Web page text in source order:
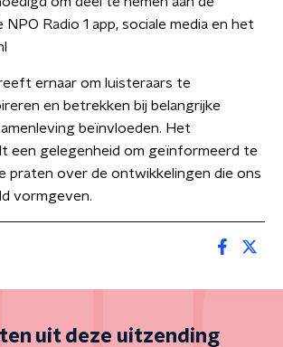
NPO Radio 1 app, sociale media en het
ernaar om luisteraars te
en betrekken bij belangrijke
beïnvloeden. Het
een gelegenheid om geïnformeerd te
praten over de ontwikkelingen die ons
vormgeven.
uit deze uitzending